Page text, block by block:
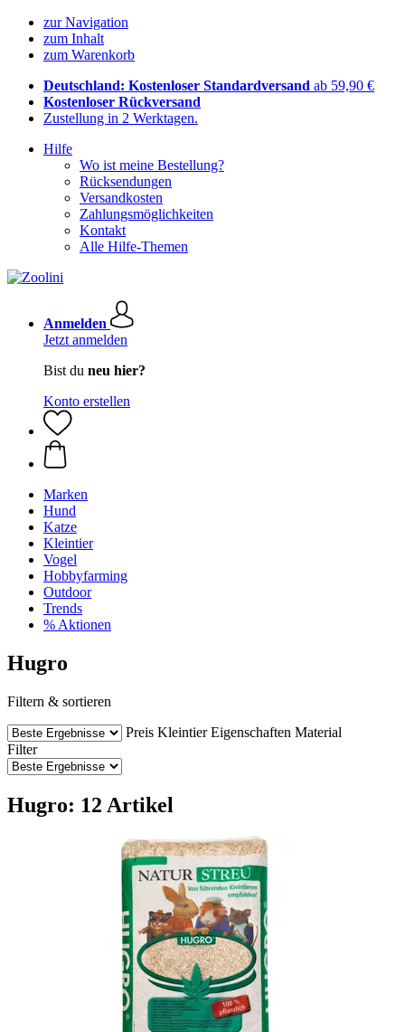
zur Navigation
zum Inhalt
zum Warenkorb
Deutschland: Kostenloser Standardversand ab 59,90 €
Kostenloser Rückversand
Zustellung in 2 Werktagen.
Hilfe
Wo ist meine Bestellung?
Rücksendungen
Versandkosten
Zahlungsmöglichkeiten
Kontakt
Alle Hilfe-Themen
Anmelden
Jetzt anmelden
Bist du neu hier?
Konto erstellen
Marken
Hund
Katze
Kleintier
Vogel
Hobbyfarming
Outdoor
Trends
% Aktionen
Hugro
Filtern & sortieren
Preis Kleintier Eigenschaften Material
Filter
Hugro: 12 Artikel